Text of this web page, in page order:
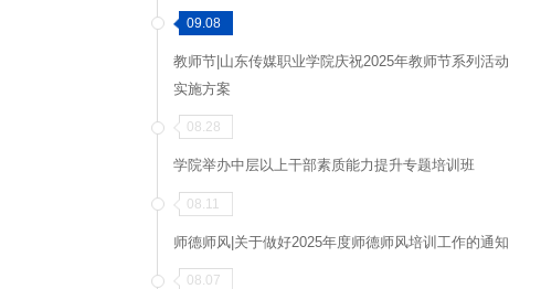
09.08
教师节|山东传媒职业学院庆祝2025年教师节系列活动
实施方案
08.28
学院举办中层以上干部素质能力提升专题培训班
08.11
师德师风|关于做好2025年度师德师风培训工作的通知
08.07